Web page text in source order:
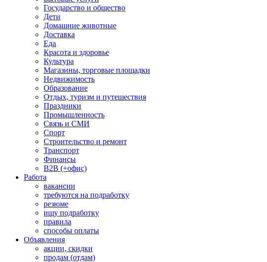
Государство и общество
Дети
Домашние животные
Доставка
Еда
Красота и здоровье
Культура
Магазины, торговые площадки
Недвижимость
Образование
Отдых, туризм и путешествия
Праздники
Промышленность
Связь и СМИ
Спорт
Строительство и ремонт
Транспорт
Финансы
B2B (+офис)
Работа
вакансии
требуются на подработку
резюме
ищу подработку
правила
способы оплаты
Объявления
акции, скидки
продам (отдам)